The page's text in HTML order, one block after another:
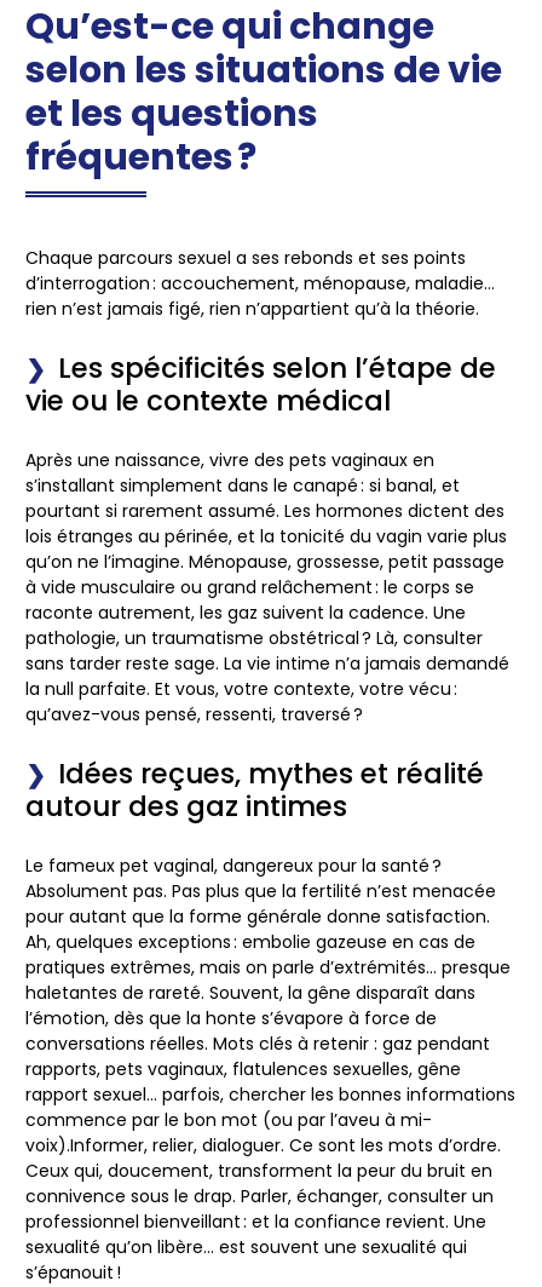
Qu’est-ce qui change
selon les situations de vie
et les questions
fréquentes ?
Chaque parcours sexuel a ses rebonds et ses points
d’interrogation : accouchement, ménopause, maladie…
rien n’est jamais figé, rien n’appartient qu’à la théorie.
Les spécificités selon l’étape de
vie ou le contexte médical
Après une naissance, vivre des pets vaginaux en
s’installant simplement dans le canapé : si banal, et
pourtant si rarement assumé. Les hormones dictent des
lois étranges au périnée, et la tonicité du vagin varie plus
qu’on ne l’imagine. Ménopause, grossesse, petit passage
à vide musculaire ou grand relâchement : le corps se
raconte autrement, les gaz suivent la cadence. Une
pathologie, un traumatisme obstétrical ? Là, consulter
sans tarder reste sage. La vie intime n’a jamais demandé
la null parfaite. Et vous, votre contexte, votre vécu :
qu’avez-vous pensé, ressenti, traversé ?
Idées reçues, mythes et réalité
autour des gaz intimes
Le fameux pet vaginal, dangereux pour la santé ?
Absolument pas. Pas plus que la fertilité n’est menacée
pour autant que la forme générale donne satisfaction.
Ah, quelques exceptions : embolie gazeuse en cas de
pratiques extrêmes, mais on parle d’extrémités… presque
haletantes de rareté. Souvent, la gêne disparaît dans
l’émotion, dès que la honte s’évapore à force de
conversations réelles. Mots clés à retenir : gaz pendant
rapports, pets vaginaux, flatulences sexuelles, gêne
rapport sexuel… parfois, chercher les bonnes informations
commence par le bon mot (ou par l’aveu à mi-
voix).Informer, relier, dialoguer. Ce sont les mots d’ordre.
Ceux qui, doucement, transforment la peur du bruit en
connivence sous le drap. Parler, échanger, consulter un
professionnel bienveillant : et la confiance revient. Une
sexualité qu’on libère… est souvent une sexualité qui
s’épanouit !